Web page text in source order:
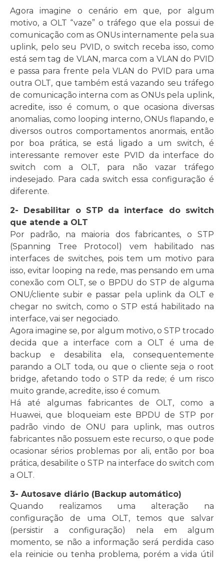
Agora imagine o cenário em que, por algum
motivo, a OLT “vaze” o tráfego que ela possui de
comunicação com as ONUs internamente pela sua
uplink, pelo seu PVID, o switch receba isso, como
está sem tag de VLAN, marca com a VLAN do PVID
e passa para frente pela VLAN do PVID para uma
outra OLT, que também está vazando seu tráfego
de comunicação interna com as ONUs pela uplink,
acredite, isso é comum, o que ocasiona diversas
anomalias, como looping interno, ONUs flapando, e
diversos outros comportamentos anormais, então
por boa prática, se está ligado a um switch, é
interessante remover este PVID da interface do
switch com a OLT, para não vazar tráfego
indesejado. Para cada switch essa configuração é
diferente.
2- Desabilitar o STP da interface do switch
que atende a OLT
Por padrão, na maioria dos fabricantes, o STP
(Spanning Tree Protocol) vem habilitado nas
interfaces de switches, pois tem um motivo para
isso, evitar looping na rede, mas pensando em uma
conexão com OLT, se o BPDU do STP de alguma
ONU/cliente subir e passar pela uplink da OLT e
chegar no switch, como o STP está habilitado na
interface, vai ser negociado.
Agora imagine se, por algum motivo, o STP trocado
decida que a interface com a OLT é uma de
backup e desabilita ela, consequentemente
parando a OLT toda, ou que o cliente seja o root
bridge, afetando todo o STP da rede; é um risco
muito grande, acredite, isso é comum.
Há até algumas fabricantes de OLT, como a
Huawei, que bloqueiam este BPDU de STP por
padrão vindo de ONU para uplink, mas outros
fabricantes não possuem este recurso, o que pode
ocasionar sérios problemas por ali, então por boa
prática, desabilite o STP na interface do switch com
a OLT.
3- Autosave diário (Backup automático)
Quando realizamos uma alteração na
configuração de uma OLT, temos que salvar
(persistir a configuração) nela em algum
momento, se não a informação será perdida caso
ela reinicie ou tenha problema, porém a vida útil